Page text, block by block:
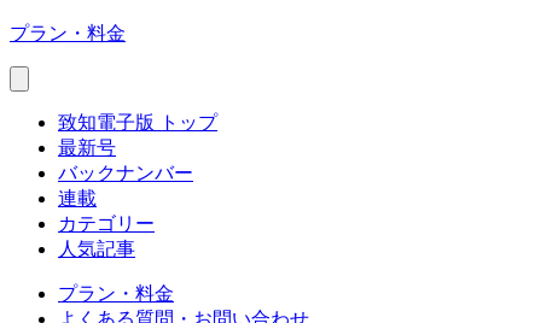
プラン・料金
致知電子版 トップ
最新号
バックナンバー
連載
カテゴリー
人気記事
プラン・料金
よくある質問・お問い合わせ